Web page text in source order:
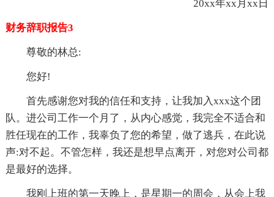
20xx年xx月xx日
财务辞职报告3
尊敬的林总:
您好!
首先感谢您对我的信任和支持，让我加入xxx这个团
队。进公司工作一个月了，从内心感觉，我完全不适合和
胜任现在的工作，我辜负了您的希望，做了逃兵，在此说
声:对不起。不管怎样，我还是想早点离开，对您对公司都
是最好的选择。
我刚上班的第一天晚上，是星期一的周会，从会上我